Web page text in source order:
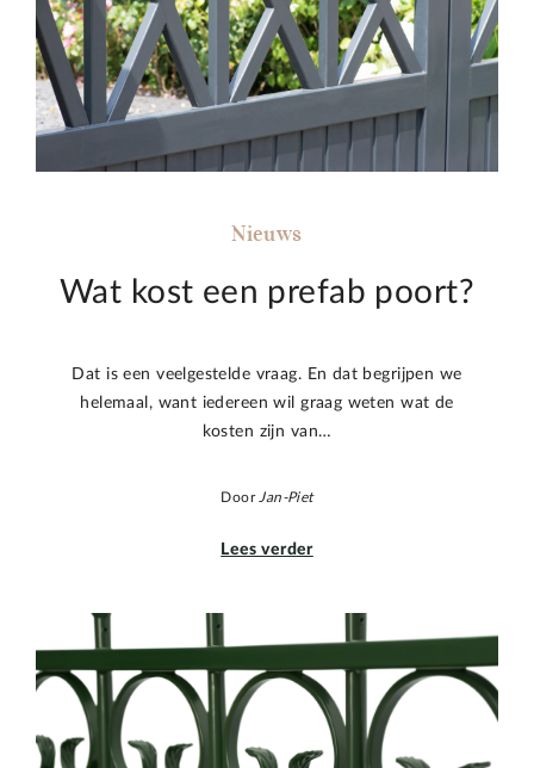
Nieuws
Wat kost een prefab poort?
Dat is een veelgestelde vraag. En dat begrijpen we
helemaal, want iedereen wil graag weten wat de
kosten zijn van…
Door Jan-Piet
Lees verder